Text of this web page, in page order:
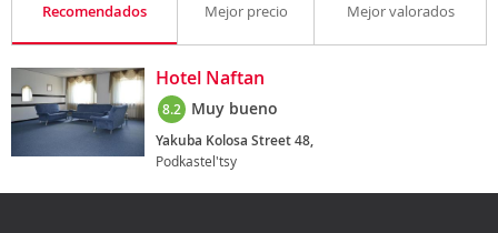
Recomendados Mejor precio Mejor valorados
Hotel Naftan
8.2 Muy bueno
Yakuba Kolosa Street 48,
Podkastel'tsy